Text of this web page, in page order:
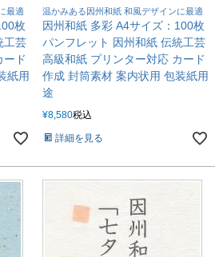
最適
枚
工芸
ード
紙用
温かみある因州和紙 和風デザインに最適
因州和紙 多彩 A4サイズ：100枚
パンフレット 因州和紙 伝統工芸
高級和紙 プリンター対応 カード
作成 封筒素材 案内状用 包装紙用
途
¥8,580税込
詳細を見る